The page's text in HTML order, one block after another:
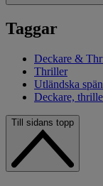
Taggar
Deckare &
Thriller
Utländska
Deckare,
Till sidans topp